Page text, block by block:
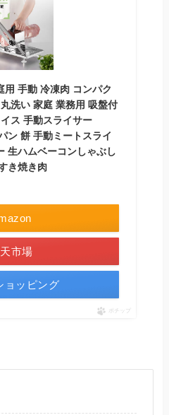
用 手動 冷凍肉 コンパク
洗い 家庭 業務用 吸盤付
ス 手動スライサー
ン 餅 手動ミートスライ
生ハムベーコンしゃぶし
き焼き肉
市場
ョッピング
ポチップ